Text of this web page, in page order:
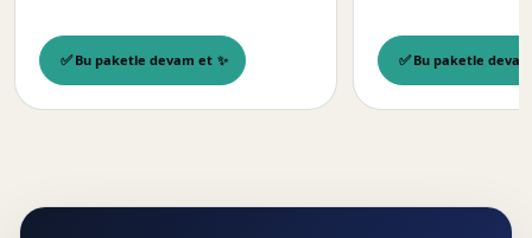
Bu paketle devam et Bu paketle